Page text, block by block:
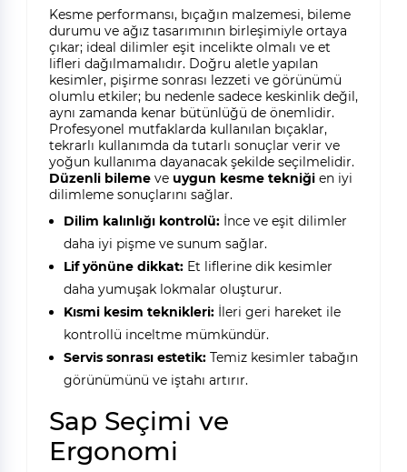
Kesme performansı, bıçağın malzemesi, bileme
durumu ve ağız tasarımının birleşimiyle ortaya
çıkar; ideal dilimler eşit incelikte olmalı ve et
lifleri dağılmamalıdır. Doğru aletle yapılan
kesimler, pişirme sonrası lezzeti ve görünümü
olumlu etkiler; bu nedenle sadece keskinlik değil,
aynı zamanda kenar bütünlüğü de önemlidir.
Profesyonel mutfaklarda kullanılan bıçaklar,
tekrarlı kullanımda da tutarlı sonuçlar verir ve
yoğun kullanıma dayanacak şekilde seçilmelidir.
Düzenli bilemeve uygun kesme tekniğien iyi
dilimleme sonuçlarını sağlar.
Dilim kalınlığı kontrolü:İnce ve eşit dilimler
daha iyi pişme ve sunum sağlar.
Lif yönüne dikkat:Et liflerine dik kesimler
daha yumuşak lokmalar oluşturur.
Kısmi kesim teknikleri:İleri geri hareket ile
kontrollü inceltme mümkündür.
Servis sonrası estetik:Temiz kesimler tabağın
görünümünü ve iştahı artırır.
Sap Seçimi ve
Ergonomi